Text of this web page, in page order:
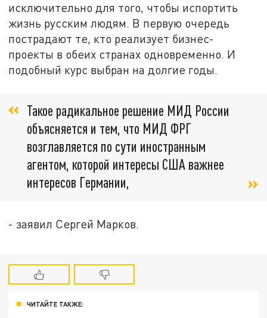
исключительно для того, чтобы испортить
жизнь русским людям. В первую очередь
пострадают те, кто реализует бизнес-
проекты в обеих странах одновременно. И
подобный курс выбран на долгие годы.
Такое радикальное решение МИД России
объясняется и тем, что МИД ФРГ
возглавляется по сути иностранным
агентом, которой интересы США важнее
интересов Германии,
- заявил Сергей Марков.
ЧИТАЙТЕ ТАКЖЕ: